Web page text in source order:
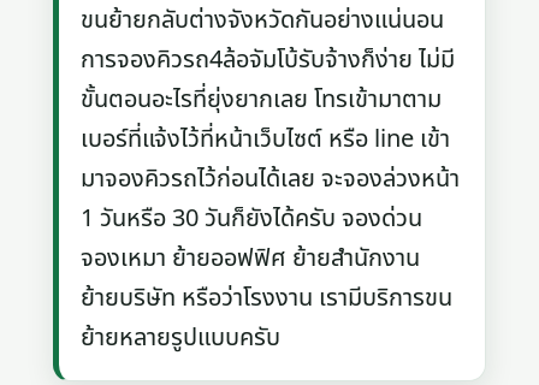
ขนย้ายกลับต่างจังหวัดกันอย่างแน่นอน
การจองคิวรถ4ล้อจัมโบ้รับจ้างก็ง่าย ไม่มี
ขั้นตอนอะไรที่ยุ่งยากเลย โทรเข้ามาตาม
เบอร์ที่แจ้งไว้ที่หน้าเว็บไซต์ หรือ line เข้า
มาจองคิวรถไว้ก่อนได้เลย จะจองล่วงหน้า
1 วันหรือ 30 วันก็ยังได้ครับ จองด่วน
จองเหมา ย้ายออฟฟิศ ย้ายสำนักงาน
ย้ายบริษัท หรือว่าโรงงาน เรามีบริการขน
ย้ายหลายรูปแบบครับ